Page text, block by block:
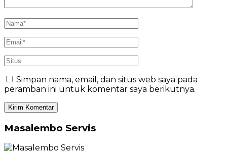
Simpan nama, email, dan situs web saya pada
peramban ini untuk komentar saya berikutnya.
Masalembo Servis